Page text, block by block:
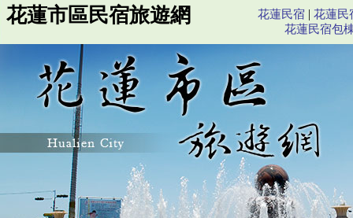
花蓮市區民宿旅遊網 花蓮民宿 | 花蓮民
花蓮民宿包